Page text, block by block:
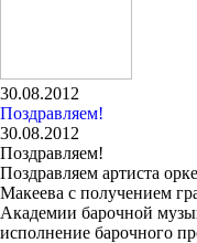
30.08.2012
Поздравляем!
30.08.2012
Поздравляем!
Поздравляем артиста
Макеева с получением
Академии барочной
исполнение барочного